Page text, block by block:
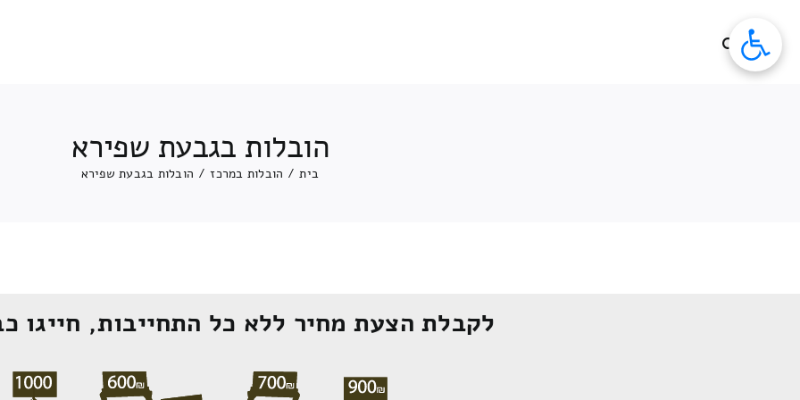
הובלות בגבעת שפירא
בית / הובלות במרכז / הובלות בגבעת שפירא
לקבלת הצעת מחיר ללא כל התחייבות, חייגו